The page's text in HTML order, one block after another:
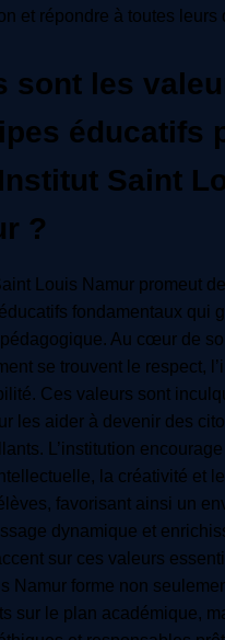
et répondre à toutes leurs
sont les
éducatifs
Saint
?
Louis Namur promeut
fondamentaux qui
Au cœur de
se trouvent le respect,
Ces valeurs sont
les aider à devenir des
L’institution
la créativité et
favorisant ainsi un
dynamique et
sur ces valeurs
Namur forme non
sur le plan académique,